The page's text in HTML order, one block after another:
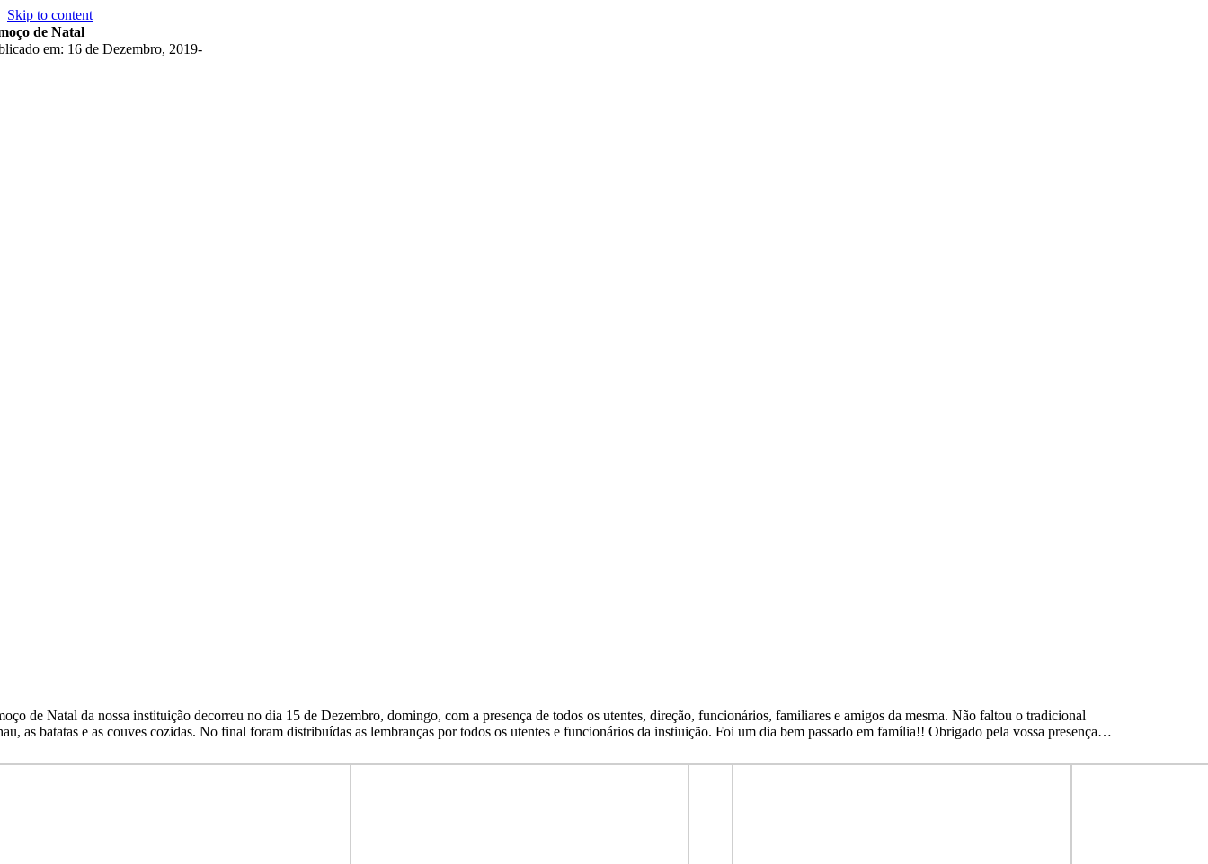
Skip to content
de Natal
em: 16 de Dezembro, 2019-
de Natal da nossa instituição decorreu no dia 15 de Dezembro, domingo, com a presença de todos os utentes, direção, funcionários, familiares e amigos da mesma. Não faltou o tradicional
as batatas e as couves cozidas. No final foram distribuídas as lembranças por todos os utentes e funcionários da instiuição. Foi um dia bem passado em família!! Obrigado pela vossa presença…